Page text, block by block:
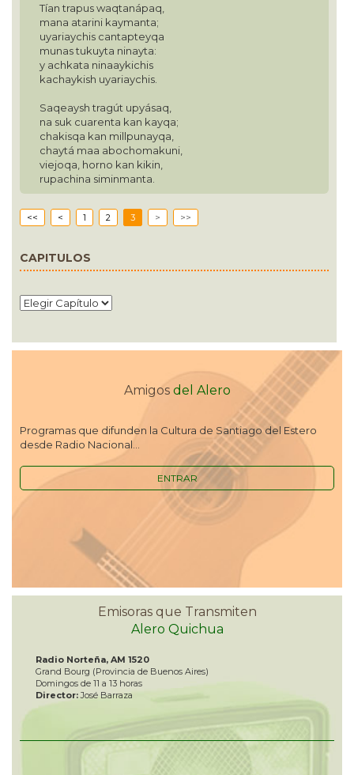
Tían trapus waqtanápaq,
mana atarini kaymanta;
uyariaychis cantapteyqa
munas tukuyta ninayta:
y achkata ninaaykichis
kachaykish uyariaychis.
Saqeaysh tragút upyásaq,
na suk cuarenta kan kayqa;
chakisqa kan millpunayqa,
chaytá maa abochomakuni,
viejoqa, horno kan kikin,
rupachina siminmanta.
<< < 1 2 3 > >>
CAPITULOS
Amigos del Alero
Programas que difunden la Cultura de Santiago del Estero
desde Radio Nacional...
ENTRAR
Emisoras que Transmiten
Alero Quichua
Radio Norteña, AM 1520
Grand Bourg (Provincia de Buenos Aires)
Domingos de 11 a 13 horas
Director:José Barraza